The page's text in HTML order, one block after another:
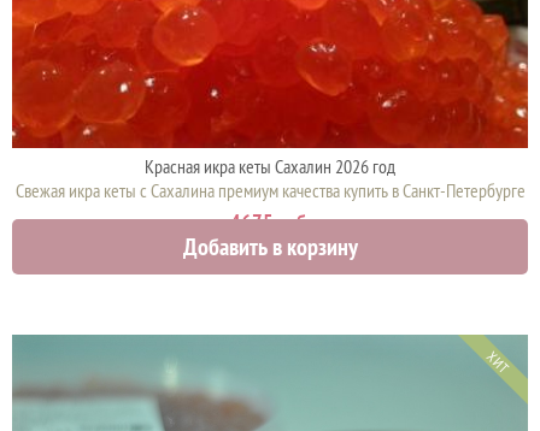
Красная икра кеты Сахалин 2026 год
Свежая икра кеты с Сахалина премиум качества купить в Санкт-Петербурге
4675 руб.
Добавить в корзину
ХИТ